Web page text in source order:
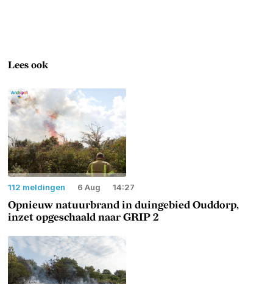
Lees ook
112 meldingen 6 Aug 14:27
Opnieuw natuurbrand in duingebied Ouddorp,
inzet opgeschaald naar GRIP 2